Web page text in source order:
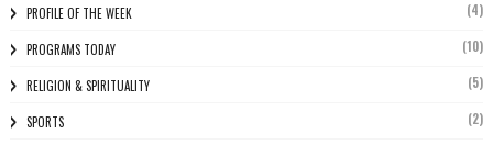
PROFILE OF THE WEEK (4)
PROGRAMS TODAY (10)
RELIGION & SPIRITUALITY (5)
SPORTS (2)